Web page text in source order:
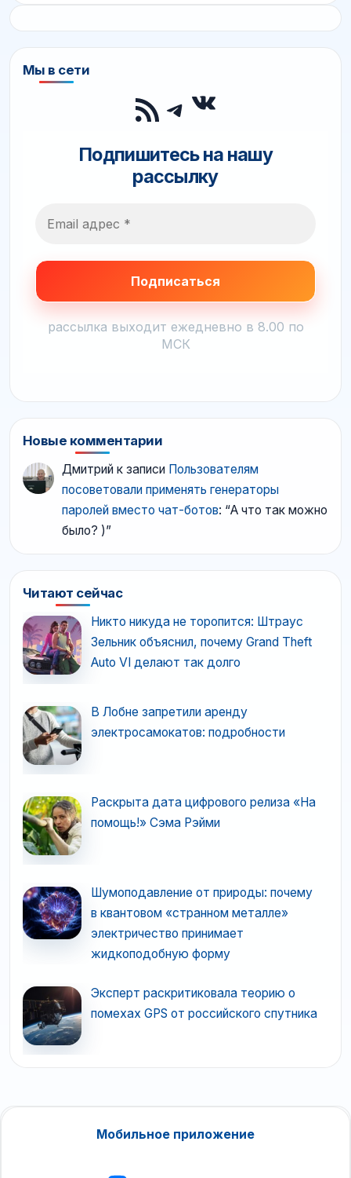
Мы в сети
RSS-лента
Telegram
ВКонтакте
Подпишитесь на нашу
рассылку
рассылка выходит ежедневно в 8.00 по
МСК
Новые комментарии
Дмитрий к записи Пользователям
посоветовали применять генераторы
паролей вместо чат-ботов: “А что так можно
было? )”
Читают сейчас
Никто никуда не торопится: Штраус
Зельник объяснил, почему Grand Theft
Auto VI делают так долго
В Лобне запретили аренду
электросамокатов: подробности
Раскрыта дата цифрового релиза «На
помощь!» Сэма Рэйми
Шумоподавление от природы: почему
в квантовом «странном металле»
электричество принимает
жидкоподобную форму
Эксперт раскритиковала теорию о
помехах GPS от российского спутника
Мобильное приложение